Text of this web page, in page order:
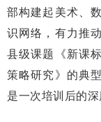
部构建起美术、
识网络，有力推
县级课题《新课
策略研究》的典
是一次培训后的深